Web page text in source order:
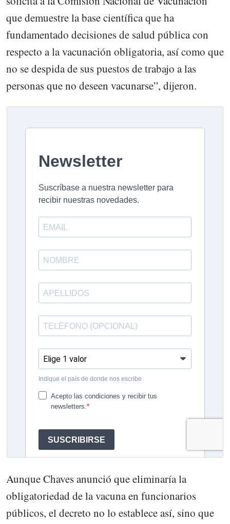
que demuestre la base científica que ha
fundamentado decisiones de salud pública con
respecto a la vacunación obligatoria, así como que
no se despida de sus puestos de trabajo a las
personas que no deseen vacunarse”, dijeron.
Aunque Chaves anunció que eliminaría la
obligatoriedad de la vacuna en funcionarios
públicos, el decreto no lo establece así, sino que